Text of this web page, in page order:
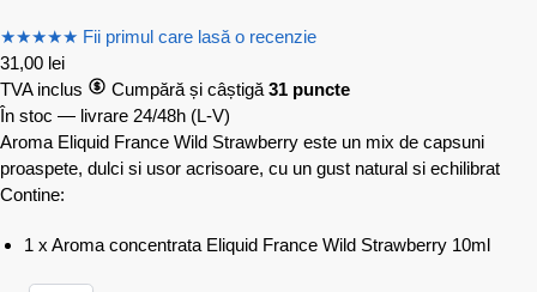
★★★★★ Fii primul care lasă o recenzie
31,00 lei
TVA inclus
Cumpără și câștigă 31 puncte
În stoc — livrare 24/48h (L-V)
Aroma Eliquid France Wild Strawberry este un mix de capsuni
proaspete, dulci si usor acrisoare, cu un gust natural si echilibrat
Contine:
1 x Aroma concentrata Eliquid France Wild Strawberry 10ml